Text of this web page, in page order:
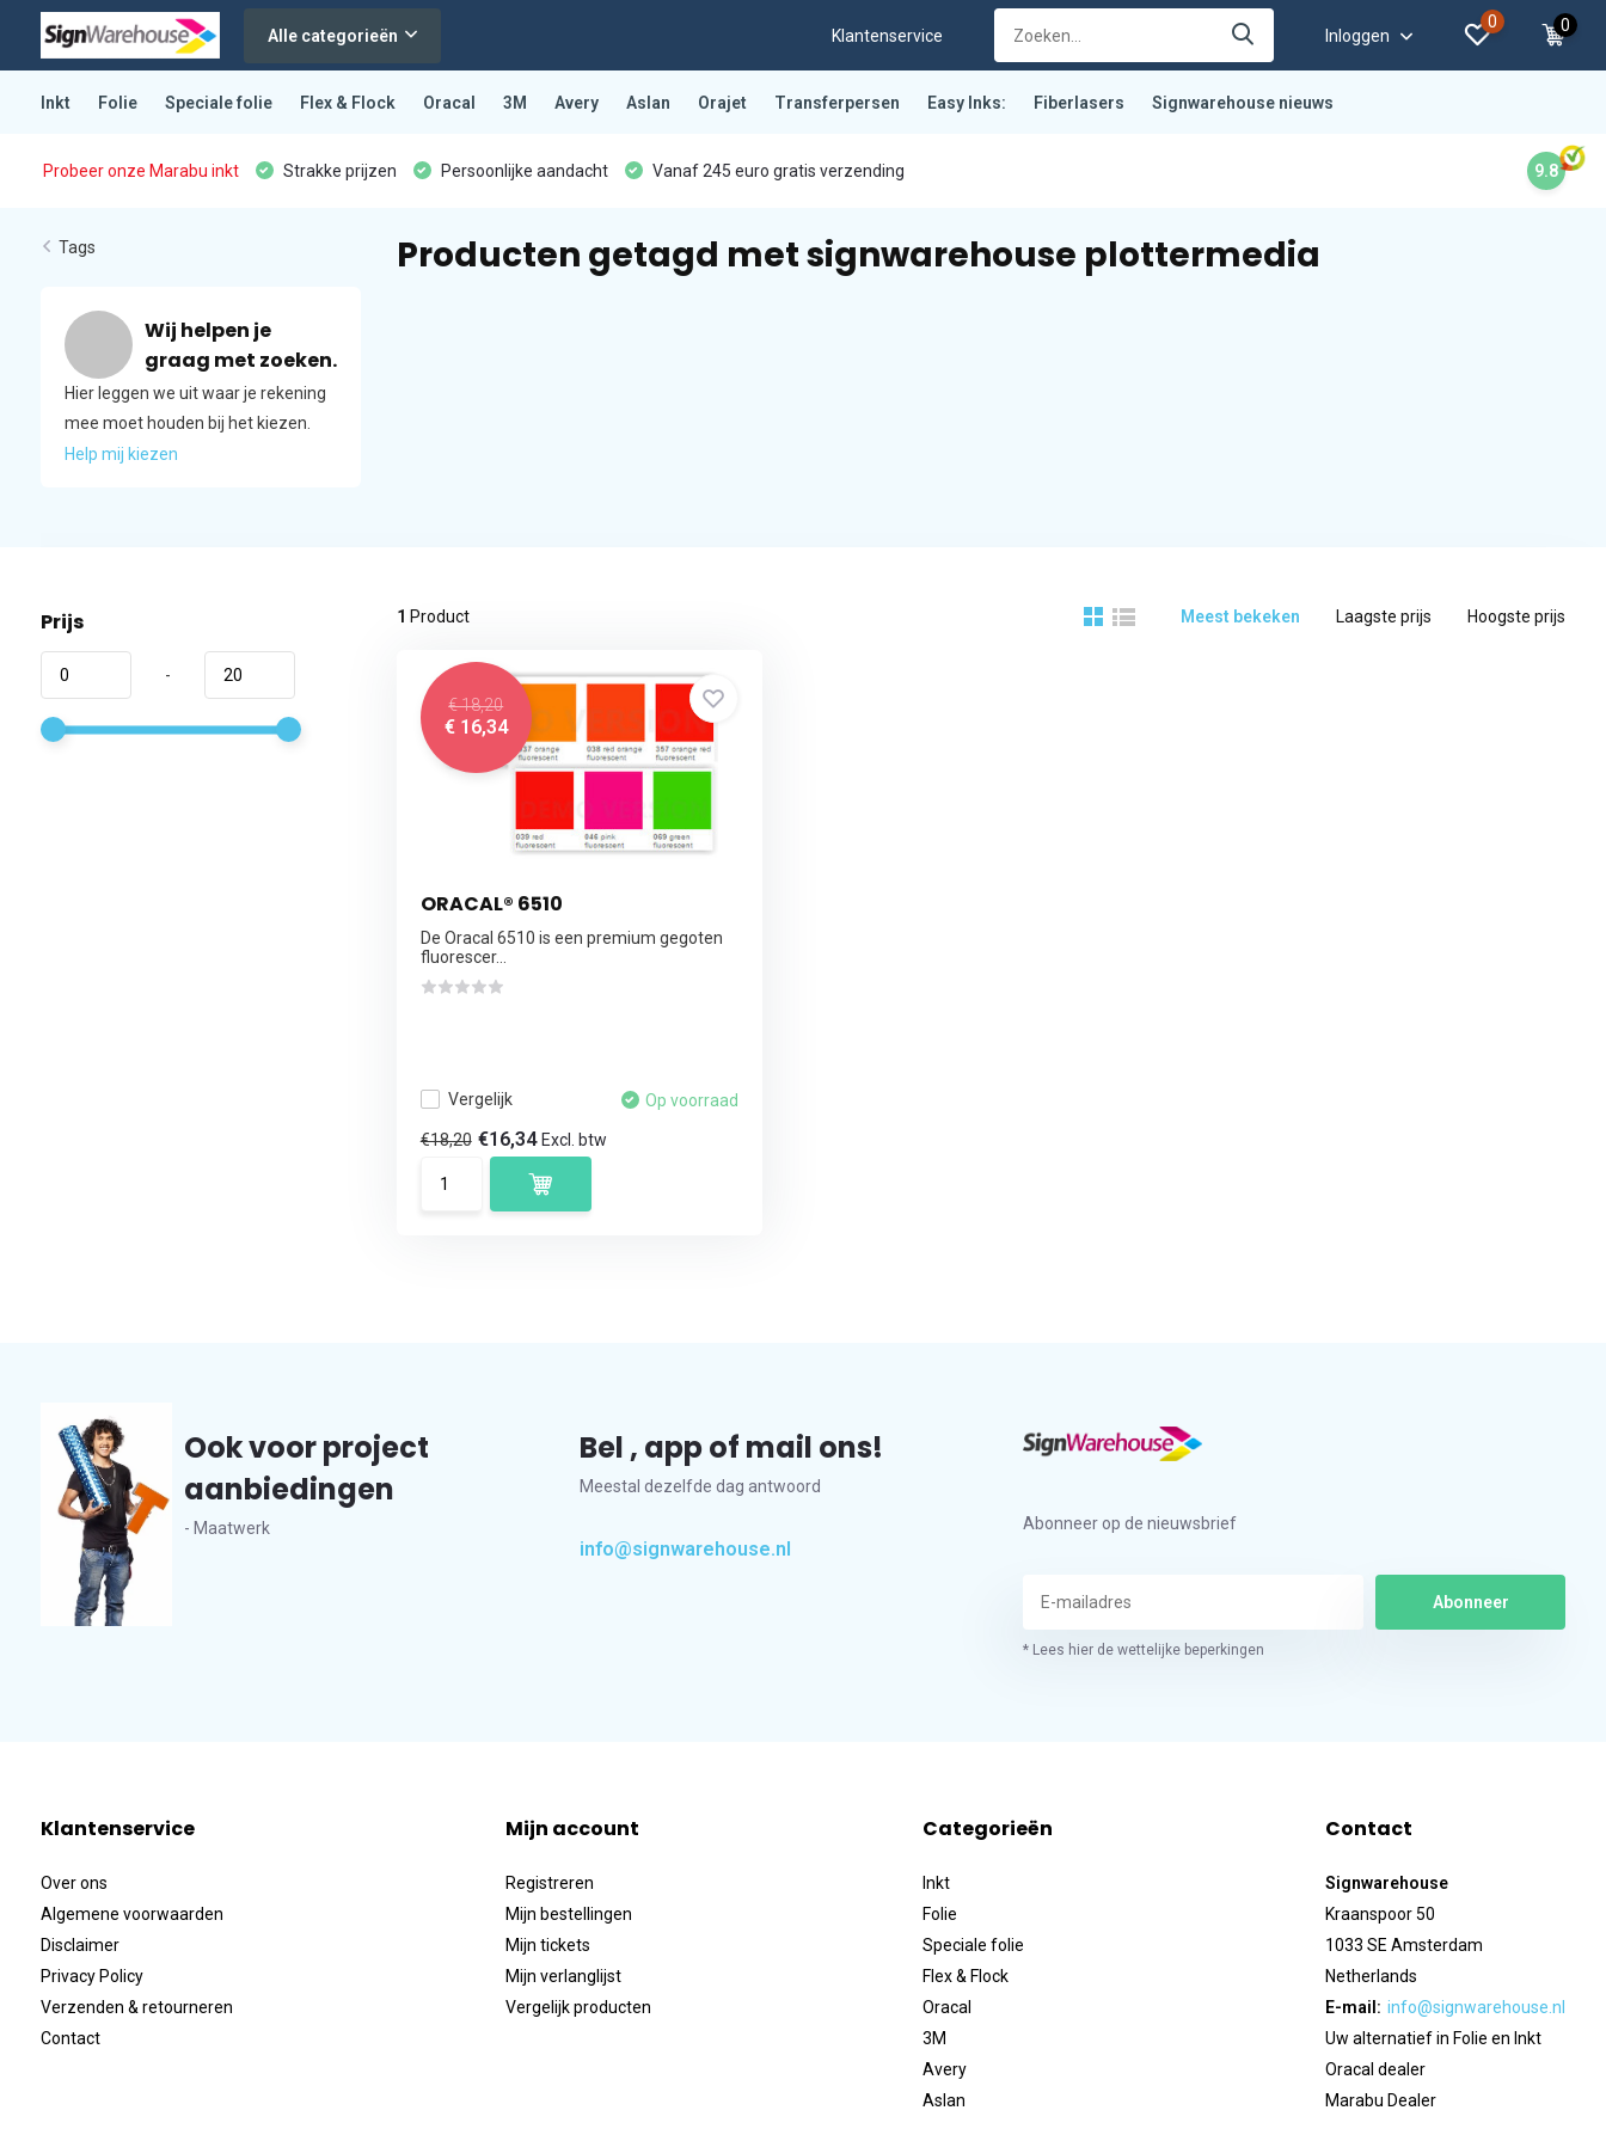
Alle categorieën Klantenservice Inloggen
0 0
Inkt Folie Speciale folie Flex & Flock Oracal 3M Avery Aslan Orajet Transferpersen Easy Inks: Fiberlasers Signwarehouse nieuws
Probeer onze Marabu inkt Strakke prijzen Persoonlijke aandacht Vanaf 245 euro gratis verzending 9.8
Tags
Wij helpen je
graag met zoeken.
Hier leggen we uit waar je rekening
mee moet houden bij het kiezen.
Help mij kiezen
Producten getagd met signwarehouse plottermedia
Prijs
-
1 Product Meest bekeken Laagste prijs Hoogste prijs
€ 18,20
€ 16,34
ORACAL® 6510
De Oracal 6510 is een premium gegoten
fluorescer...
Vergelijk Op voorraad
€18,20 €16,34 Excl. btw
Ook voor project
aanbiedingen
- Maatwerk
Bel , app of mail ons!
Meestal dezelfde dag antwoord
info@signwarehouse.nl
Abonneer op de nieuwsbrief
Abonneer
* Lees hier de wettelijke beperkingen
Klantenservice
Over ons
Algemene voorwaarden
Disclaimer
Privacy Policy
Verzenden & retourneren
Contact
Mijn account
Registreren
Mijn bestellingen
Mijn tickets
Mijn verlanglijst
Vergelijk producten
Categorieën
Inkt
Folie
Speciale folie
Flex & Flock
Oracal
3M
Avery
Aslan
Contact
Signwarehouse
Kraanspoor 50
1033 SE Amsterdam
Netherlands
E-mail: info@signwarehouse.nl
Uw alternatief in Folie en Inkt
Oracal dealer
Marabu Dealer